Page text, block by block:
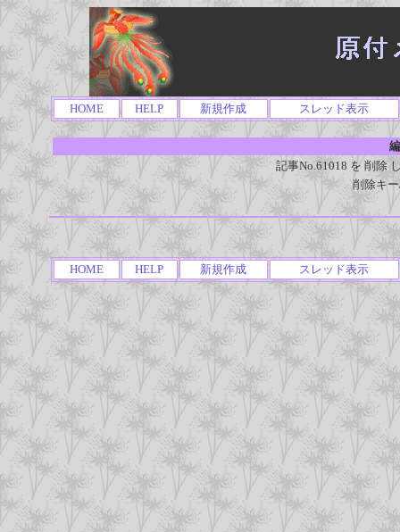
HOME HELP 新規作成 スレッド表示
記事No.61018 を 削除
削除キ
HOME HELP 新規作成 スレッド表示